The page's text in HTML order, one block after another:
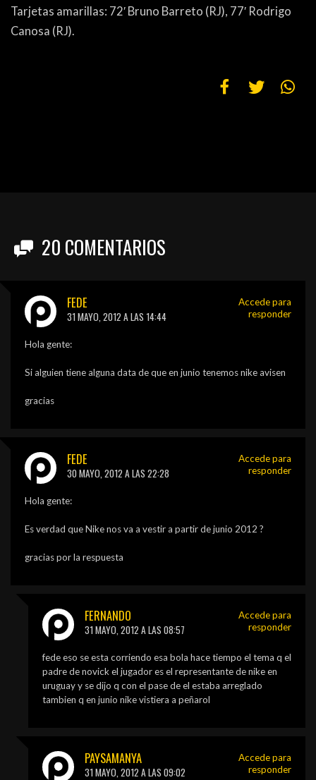
Tarjetas amarillas: 72′ Bruno Barreto (RJ), 77′ Rodrigo
Canosa (RJ).
20 COMENTARIOS
FEDE
31 MAYO, 2012 A LAS 14:44
Hola gente:
Si alguien tiene alguna data de que en junio tenemos nike avisen
gracias
Accede para
responder
FEDE
30 MAYO, 2012 A LAS 22:28
Hola gente:
Es verdad que Nike nos va a vestir a partir de junio 2012 ?
gracias por la respuesta
Accede para
responder
FERNANDO
31 MAYO, 2012 A LAS 08:57
fede eso se esta corriendo esa bola hace tiempo el tema q el
padre de novick el jugador es el representante de nike en
uruguay y se dijo q con el pase de el estaba arreglado
tambien q en junio nike vistiera a peñarol
Accede para
responder
PAYSAMANYA
31 MAYO, 2012 A LAS 09:02
Accede para
responder